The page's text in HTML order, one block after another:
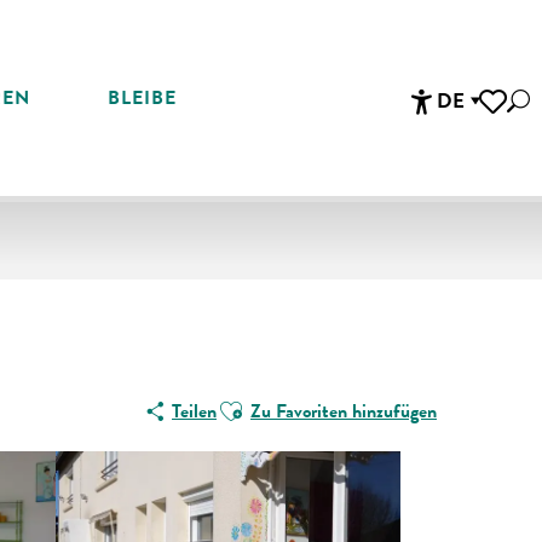
DE
BLEIBE
TeilenAjouter aux favoris
Zu Favoriten hinzufügen